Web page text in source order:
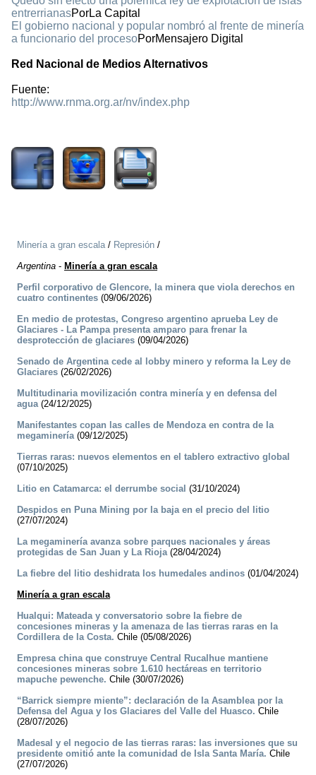
entrerrianasPorLa Capital
El gobierno nacional y popular nombró al frente de minería
a funcionario del procesoPorMensajero Digital
Red Nacional de Medios Alternativos
Fuente:
http://www.rnma.org.ar/nv/index.php
Minería a gran escala/ Represión /
Argentina - Minería a gran escala
Perfil corporativo de Glencore, la minera que viola derechos en
cuatro continentes (09/06/2026)
En medio de protestas, Congreso argentino aprueba Ley de
Glaciares - La Pampa presenta amparo para frenar la
desprotección de glaciares (09/04/2026)
Senado de Argentina cede al lobby minero y reforma la Ley de
Glaciares (26/02/2026)
Multitudinaria movilización contra minería y en defensa del
agua(24/12/2025)
Manifestantes copan las calles de Mendoza en contra de la
megaminería(09/12/2025)
Tierras raras: nuevos elementos en el tablero extractivo global
(07/10/2025)
Litio en Catamarca: el derrumbe social (31/10/2024)
Despidos en Puna Mining por la baja en el precio del litio
(27/07/2024)
La megaminería avanza sobre parques nacionales y áreas
protegidas de San Juan y La Rioja(28/04/2024)
La fiebre del litio deshidrata los humedales andinos (01/04/2024)
Minería a gran escala
Hualqui: Mateada y conversatorio sobre la fiebre de
concesiones mineras y la amenaza de las tierras raras en la
Cordillera de la Costa. Chile (05/08/2026)
Empresa china que construye Central Rucalhue mantiene
concesiones mineras sobre 1.610 hectáreas en territorio
mapuche pewenche. Chile (30/07/2026)
“Barrick siempre miente”: declaración de la Asamblea por la
Defensa del Agua y los Glaciares del Valle del Huasco. Chile
(28/07/2026)
Madesal y el negocio de las tierras raras: las inversiones que su
presidente omitió ante la comunidad de Isla Santa María. Chile
(27/07/2026)